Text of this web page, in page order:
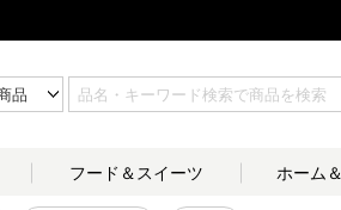
フード＆ スイーツ ホーム＆